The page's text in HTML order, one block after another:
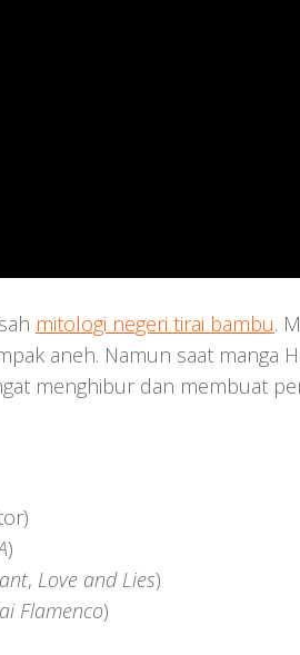
mitologi negeri tirai bambu.
aneh. Namun saat manga
menghibur dan membuat
)
, Love and Lies)
Flamenco)